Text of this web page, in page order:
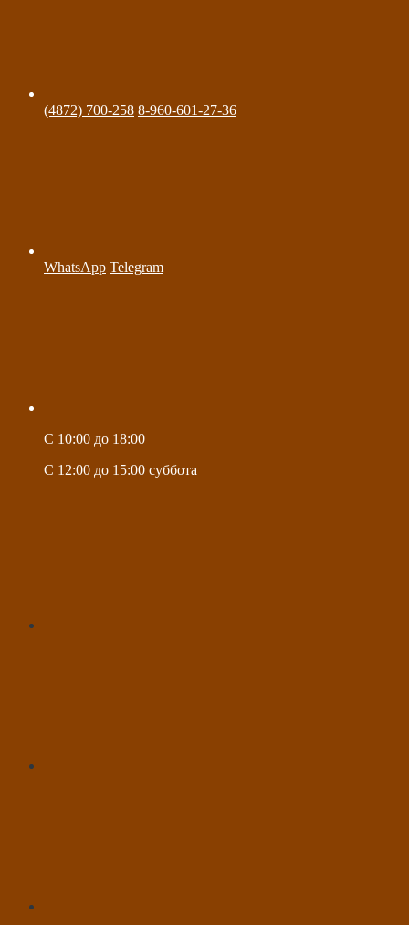
(4872) 700-258 8-960-601-27-36
WhatsApp Telegram
C 10:00 до 18:00
C 12:00 до 15:00 суббота